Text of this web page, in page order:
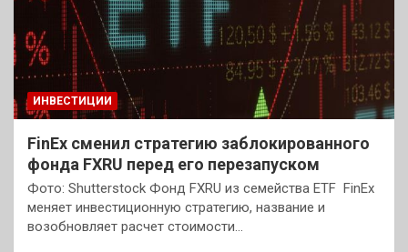
ИНВЕСТИЦИИ
FinEx сменил стратегию заблокированного
фонда FXRU перед его перезапуском
Фото: Shutterstock Фонд FXRU из семейства ETF FinEx
меняет инвестиционную стратегию, название и
возобновляет расчет стоимости…